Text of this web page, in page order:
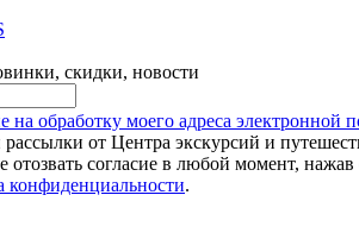
скидки, новости
на обработку моего адреса электронной
от Центра экскурсий и
отозвать согласие в любой момент,
конфиденциальности.